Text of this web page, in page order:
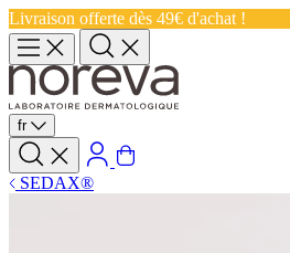
Livraison offerte dès 49€ d'achat !
fr
SEDAX®